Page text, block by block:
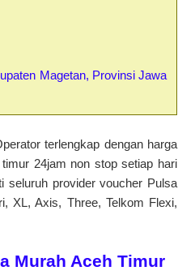
Magetan, Provinsi Jawa
terlengkap dengan harga
24jam non stop setiap hari
seluruh provider voucher Pulsa
XL, Axis, Three, Telkom Flexi,
Murah Aceh Timur